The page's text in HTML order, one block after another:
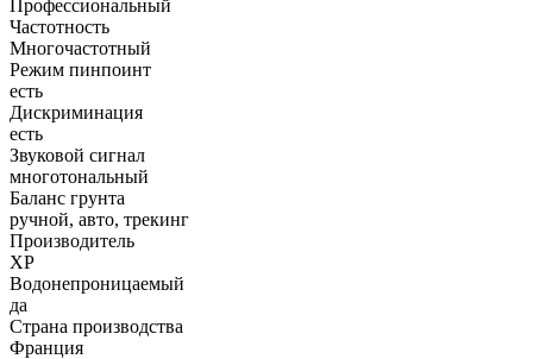
Профессиональный
Частотность
Многочастотный
Режим пинпоинт
есть
Дискриминация
есть
Звуковой сигнал
многотональный
Баланс грунта
ручной, авто, трекинг
Производитель
XP
Водонепроницаемый
да
Страна производства
Франция